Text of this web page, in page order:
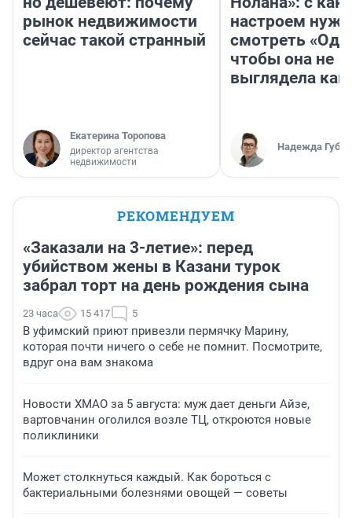
рынок недвижимости
сейчас такой странный
Екатерина Торопова
директор агентства
недвижимости
настроем
смотреть
чтобы она не
выглядела как
Надежда
РЕКОМЕНДУЕМ
«Заказали на 3-летие»: перед
убийством жены в Казани турок
забрал торт на день рождения сына
23 часа 15 417 5
В уфимский приют привезли пермячку Марину,
которая почти ничего о себе не помнит. Посмотрите,
вдруг она вам знакома
Новости ХМАО за 5 августа: муж дает деньги Айзе,
вартовчанин оголился возле ТЦ, откроются новые
поликлиники
Может столкнуться каждый. Как бороться с
бактериальными болезнями овощей — советы